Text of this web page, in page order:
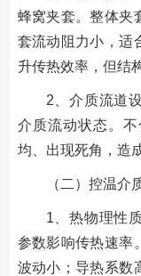
蜂窝夹套。整体夹
套流动阻力小，适
升传热效率，但结
2、介质流道
介质流动状态。
均、出现死角，造
（二）控温介
1、热物理性
参数影响传热速率
波动小；导热系数